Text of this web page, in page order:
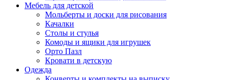
Мебель для детской
Мольберты и доски для рисования
Качалки
Столы и стулья
Комоды и ящики для игрушек
Орто Пазл
Кровати в детскую
Одежда